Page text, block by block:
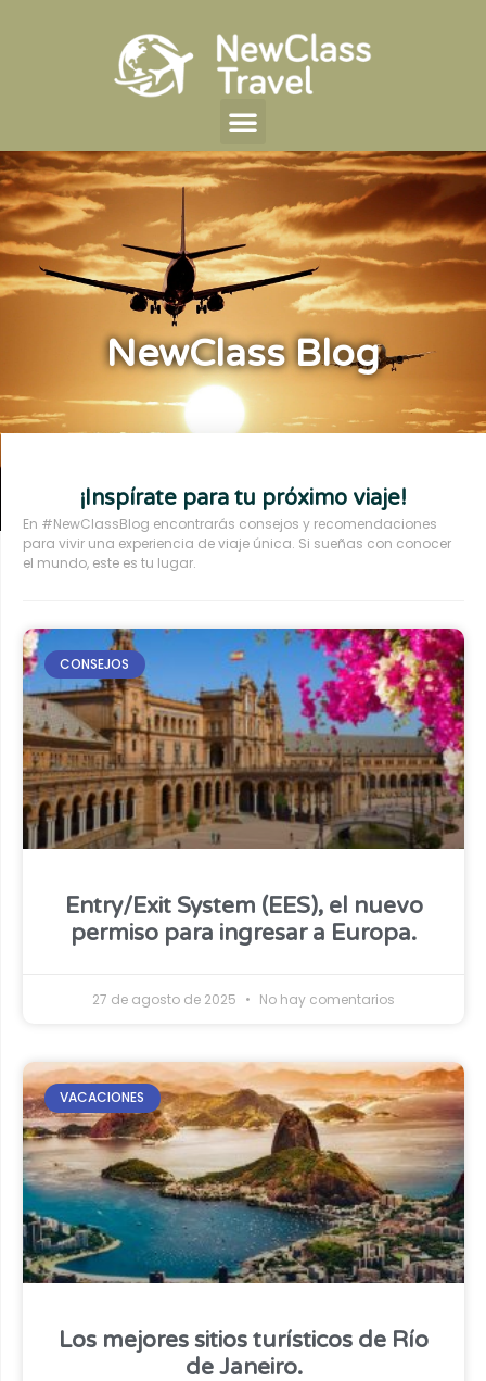
NewClass Blog
¡Inspírate para tu próximo viaje!
En #NewClassBlog encontrarás consejos y recomendaciones
para vivir una experiencia de viaje única. Si sueñas con conocer
el mundo, este es tu lugar.
CONSEJOS
Entry/Exit System (EES), el nuevo
permiso para ingresar a Europa.
27 de agosto de 2025 No hay comentarios
VACACIONES
Los mejores sitios turísticos de Río
de Janeiro.